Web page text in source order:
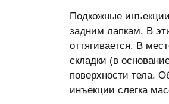
Подкожные
задним лапкам. В
оттягивается. В
складки (в
поверхности тела.
инъекции слегка